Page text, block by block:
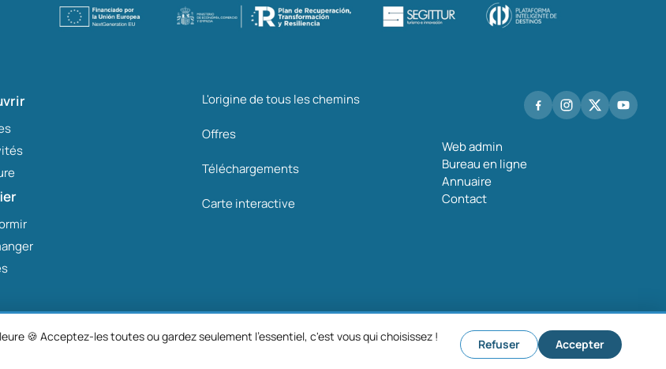
L'origine de tous les chemins
Offres
Téléchargements
Carte interactive
Web admin
Bureau en ligne
Annuaire
Contact
Mentions légalesPolitique de confidentialitéPolitique de cookiesParamètres des cookies
🍪 Acceptez-les toutes ou gardez seulement l'essentiel, c'est vous qui choisissez !
Refuser Accepter